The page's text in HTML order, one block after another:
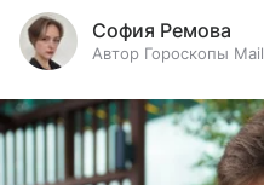
София Ремова
Автор Гороскопы Mail